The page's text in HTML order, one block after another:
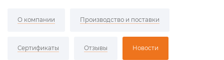
О компании Производство и поставки
Сертификаты Отзывы Новости